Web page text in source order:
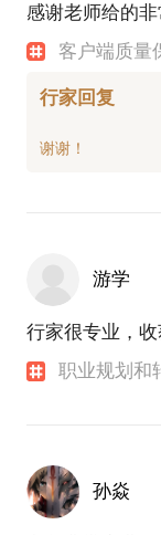
感谢老师给的非
客户端质量
行家回复
游学
行家很专业，收
职业规划和
孙焱